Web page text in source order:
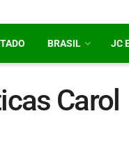
BRASIL JC
Carol